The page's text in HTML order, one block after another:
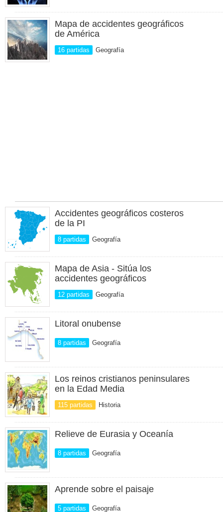
Mapa de accidentes geográficos
de América
16 partidas Geografía
Accidentes geográficos costeros
de la PI
8 partidas Geografía
Mapa de Asia - Sitúa los
accidentes geográficos
12 partidas Geografía
Litoral onubense
8 partidas Geografía
Los reinos cristianos peninsulares
en la Edad Media
115 partidas Historia
Relieve de Eurasia y Oceanía
8 partidas Geografía
Aprende sobre el paisaje
5 partidas Geografía